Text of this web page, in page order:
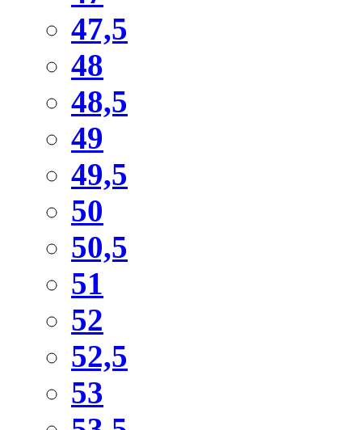
47,5
48
48,5
49
49,5
50
50,5
51
52
52,5
53